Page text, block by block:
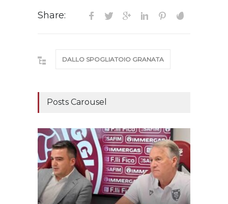
Share:
DALLO SPOGLIATOIO GRANATA
Posts Carousel